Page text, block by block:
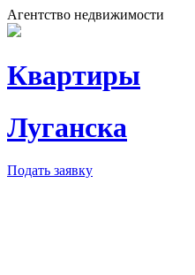
Агентство недвижимости
Квартиры
Луганска
Подать заявку